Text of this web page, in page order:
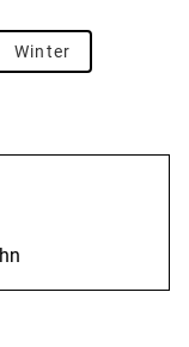
Winter